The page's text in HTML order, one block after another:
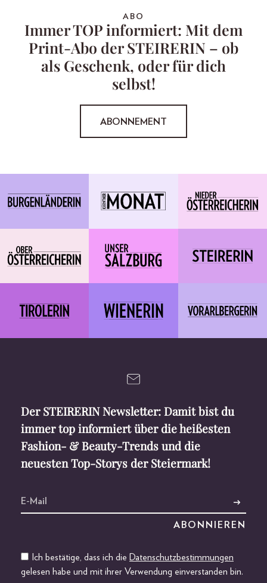
ABO
Immer TOP informiert: Mit dem
Print-Abo der STEIRERIN – ob
als Geschenk, oder für dich
selbst!
ABONNEMENT
Der STEIRERIN Newsletter: Damit bist du
immer top informiert über die heißesten
Fashion- & Beauty-Trends und die
neuesten Top-Storys der Steiermark!
Ich bestätige, dass ich die Datenschutzbestimmungen
gelesen habe und mit ihrer Verwendung einverstanden bin.